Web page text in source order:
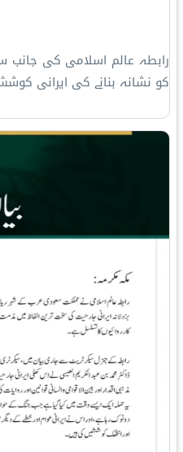
رابطہ عالم اسلامی کی جانب
کو نشانہ بنانے کی ایرانی